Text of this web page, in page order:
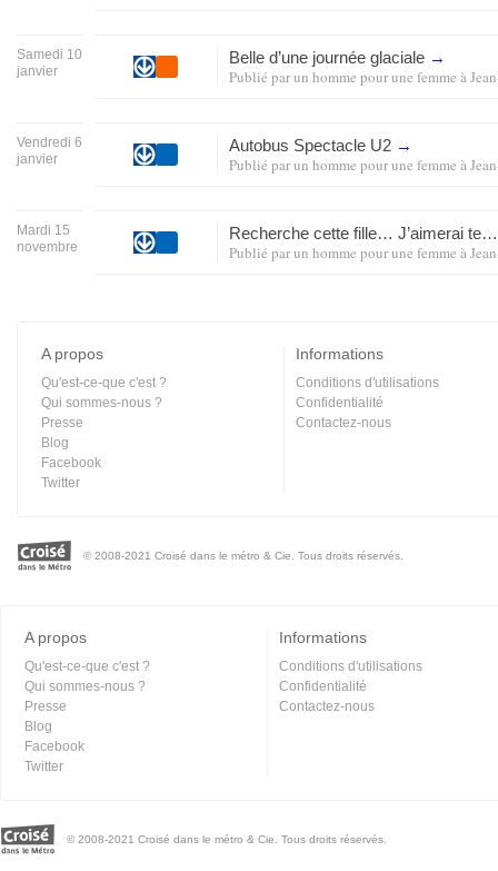
Samedi 10
janvier
Belle d’une journée glaciale →
Publié parun homme pour une femme à
Vendredi 6
janvier
Autobus Spectacle U2 →
Publié parun homme pour une femme à
Mardi 15
novembre
Recherche cette fille… J’aimerai
Publié parun homme pour une femme à
A propos
Qu'est-ce-que c'est ?
Qui sommes-nous ?
Presse
Blog
Facebook
Twitter
Informations
Conditions d'utilisations
Confidentialité
Contactez-nous
© 2008-2021 Croisé dans le métro & Cie. Tous droits réservés.
A propos
Qu'est-ce-que c'est ?
Qui sommes-nous ?
Presse
Blog
Facebook
Twitter
Informations
Conditions d'utilisations
Confidentialité
Contactez-nous
© 2008-2021 Croisé dans le métro & Cie. Tous droits réservés.